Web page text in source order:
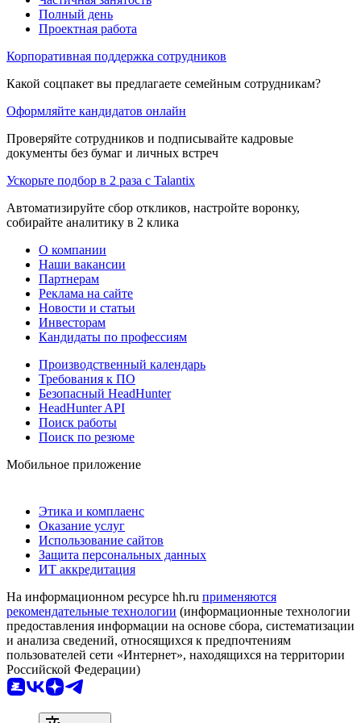
Полный день
Проектная работа
Корпоративная поддержка сотрудников
Какой соцпакет вы предлагаете семейным сотрудникам?
Оформляйте кандидатов онлайн
Проверяйте сотрудников и подписывайте кадровые
документы без бумаг и личных встреч
Ускорьте подбор в 2 раза с Talantix
Автоматизируйте сбор откликов, настройте воронку,
собирайте аналитику в 2 клика
О компании
Наши вакансии
Партнерам
Реклама на сайте
Новости и статьи
Инвесторам
Кандидаты по профессиям
Производственный календарь
Требования к ПО
Безопасный HeadHunter
HeadHunter API
Поиск работы
Поиск по резюме
Мобильное приложение
Этика и комплаенс
Оказание услуг
Использование сайтов
Защита персональных данных
ИТ аккредитация
На информационном ресурсе hh.ru применяются
рекомендательные технологии (информационные технологии
предоставления информации на основе сбора, систематизации
и анализа сведений, относящихся к предпочтениям
пользователей сети «Интернет», находящихся на территории
Российской Федерации)